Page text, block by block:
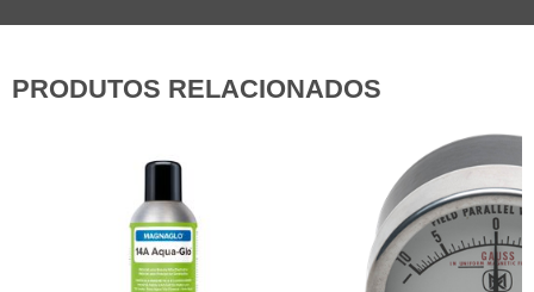
PRODUTOS RELACIONADOS